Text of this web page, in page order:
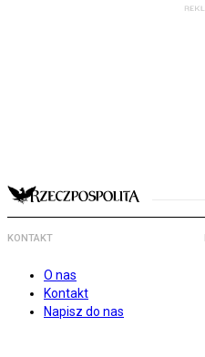
KONTAKT
O nas
Kontakt
Napisz do nas